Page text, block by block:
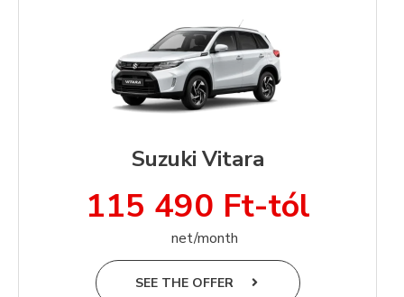
Suzuki Vitara
115 490 Ft-tól
net/month
SEE THE OFFER